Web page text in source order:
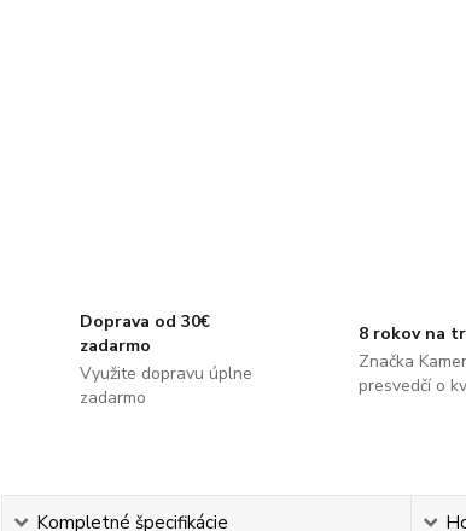
Doprava od 30€
zadarmo
Využite dopravu úplne
zadarmo
8 rokov na
Značka
presvedčí o
Kompletné špecifikácie